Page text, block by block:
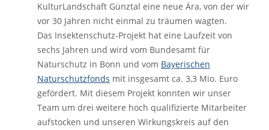
KulturLandschaft Günztal eine neue Ära, von der wir
vor 30 Jahren nicht einmal zu träumen wagten.
Das Insektenschutz-Projekt hat eine Laufzeit von
sechs Jahren und wird vom Bundesamt für
Naturschutz in Bonn und vom Bayerischen
Naturschutzfonds mit insgesamt ca. 3,3 Mio. Euro
gefördert. Mit diesem Projekt konnten wir unser
Team um drei weitere hoch qualifizierte Mitarbeiter
aufstocken und unseren Wirkungskreis auf den